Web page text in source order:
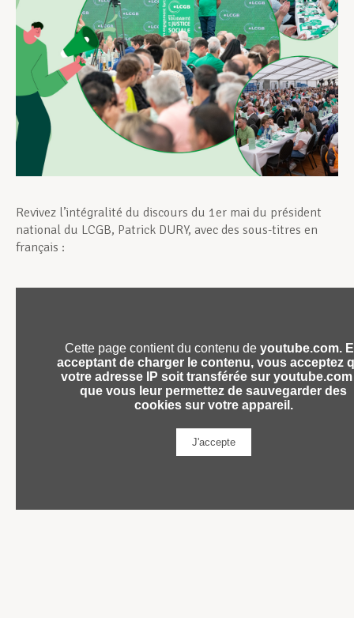
Devenir Membre
Actualités
Revivez l’intégralité du discours du 1er mai du président
national du LCGB, Patrick DURY, avec des sous-titres en
français :